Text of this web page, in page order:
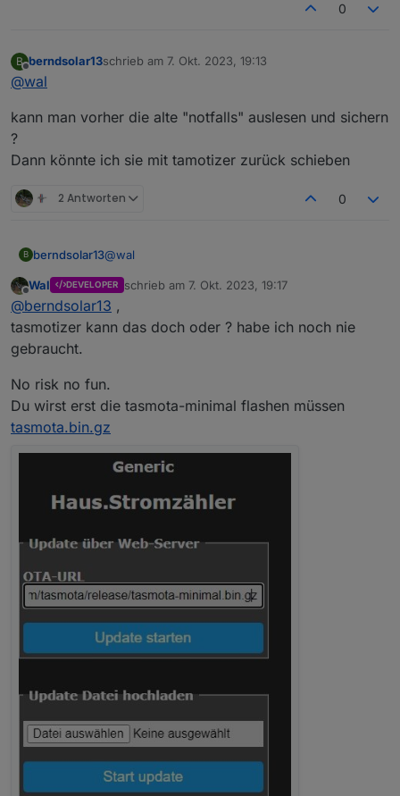
0
B
Offline
berndsolar13schrieb am 7. Okt. 2023, 19:13
zuletzt editiert von
@wal
kann man vorher die alte "notfalls" auslesen und sichern
?
Dann könnte ich sie mit tamotizer zurück schieben
2 Antworten 0
B berndsolar13@wal
kann man vorher die alte "notfalls" auslesen und
sichern ?
Dann könnte ich sie mit tamotizer zurück
Offline
Wal DEVELOPER schrieb am 7. Okt. 2023, 19:17
zuletzt editiert von
@berndsolar13 ,
tasmotizer kann das doch oder ? habe ich noch nie
gebraucht.
No risk no fun.
Du wirst erst die tasmota-minimal flashen müssen
tasmota.bin.gz